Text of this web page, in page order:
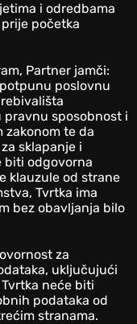
i odredbama
početka
Partner jamči:
poslovnu
pravnu sposobnost i
zakonom te da
sklapanje i
biti odgovorna
klauzule od strane
Tvrtka ima
bez obavljanja bilo
za
uključujući
neće biti
podataka od
stranama.